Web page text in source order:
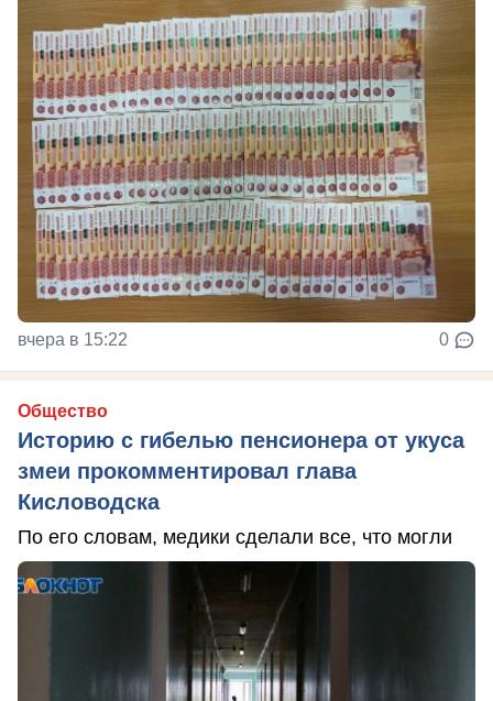
вчера в 15:22 0
Общество
Историю с гибелью пенсионера от укуса
змеи прокомментировал глава
Кисловодска
По его словам, медики сделали все, что могли